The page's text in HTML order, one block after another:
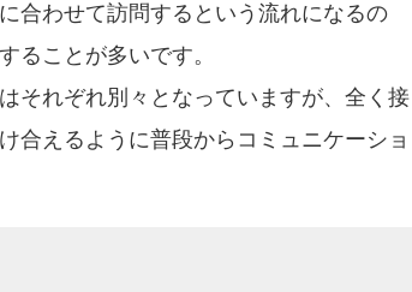
合わせて訪問するという流れになるの
ることが多いです。
それぞれ別々となっていますが、全く接
合えるように普段からコミュニケーショ